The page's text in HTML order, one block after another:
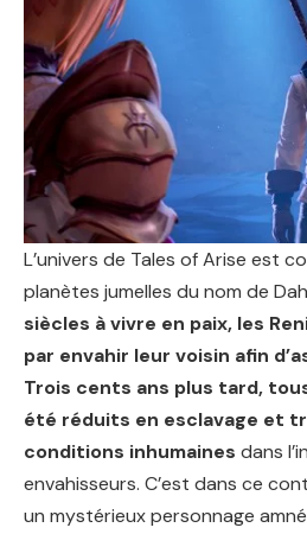
L’univers de Tales of Arise est
planètes jumelles du nom de
siècles à vivre en paix, les
par envahir leur voisin afin
Trois cents ans plus tard,
été réduits en esclavage et
conditions inhumaines dans
envahisseurs. C’est dans ce
un mystérieux personnage